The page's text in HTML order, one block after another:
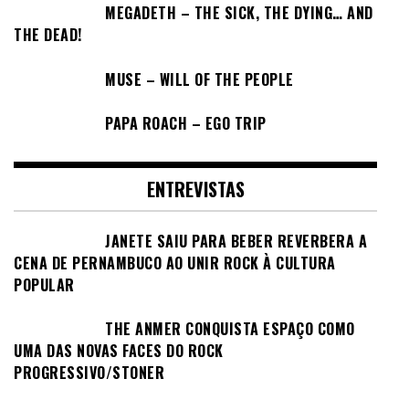
MEGADETH – THE SICK, THE DYING… AND
THE DEAD!
MUSE – WILL OF THE PEOPLE
PAPA ROACH – EGO TRIP
ENTREVISTAS
JANETE SAIU PARA BEBER REVERBERA A
CENA DE PERNAMBUCO AO UNIR ROCK À CULTURA
POPULAR
THE ANMER CONQUISTA ESPAÇO COMO
UMA DAS NOVAS FACES DO ROCK
PROGRESSIVO/STONER